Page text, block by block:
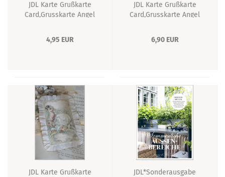
JDL Karte Grußkarte
Card,Grusskarte Angel
4,95 EUR
JDL Karte Grußkarte
Card,Grusskarte Angel
6,90 EUR
JDL Karte Grußkarte
JDL*Sonderausgabe